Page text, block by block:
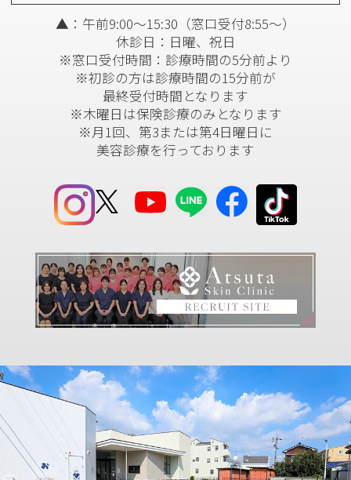
▲：午前9:00～15:30 （窓口受付8:55～）
休診日：日曜、祝日
※窓口受付時間：診療時間の5分前より
※初診の方は診療時間の15分前が
最終受付時間となります
※木曜日は保険診療のみとなります
※月1回、第3または第4日曜日に
美容診療を行っております